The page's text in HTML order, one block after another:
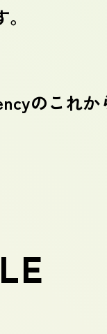
のこれ